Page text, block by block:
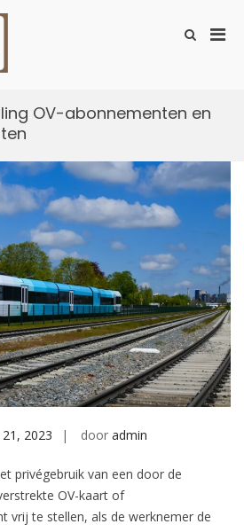
Toon
OV-abonnementen en
2023 door admin
privégebruik van een door de
OV-kaart of
vrij te stellen, als de werknemer de